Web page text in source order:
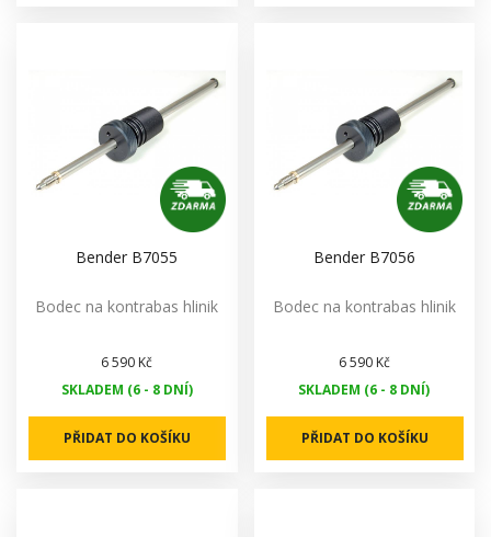
Bender B7055
Bodec na kontrabas hlinik
6 590 Kč
SKLADEM (6 - 8 DNÍ)
PŘIDAT DO KOŠÍKU
Bender B7056
Bodec na kontrabas hlinik
6 590 Kč
SKLADEM (6 - 8 DNÍ)
PŘIDAT DO KOŠÍKU